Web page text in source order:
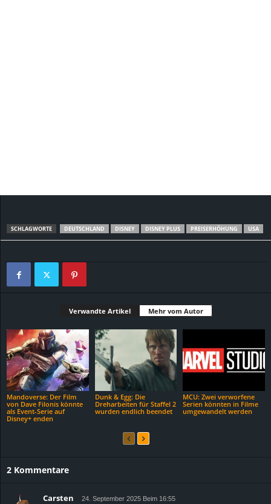
SCHLAGWORTE DEUTSCHLAND DISNEY DISNEY PLUS PREISERHÖHUNG USA
Verwandte Artikel Mehr vom Autor
Mandoverse: Der Film
von Dave Filonis könnte
als Event-Serie auf
Disney+ enden
Dunk & Egg: Die
Dreharbeiten für Staffel 2
wurden endlich beendet
MCU: Zwei verworfene
Serien könnten in Filme
umgewandelt werden
2 Kommentare
Carsten 24. September 2025 Beim 16:55